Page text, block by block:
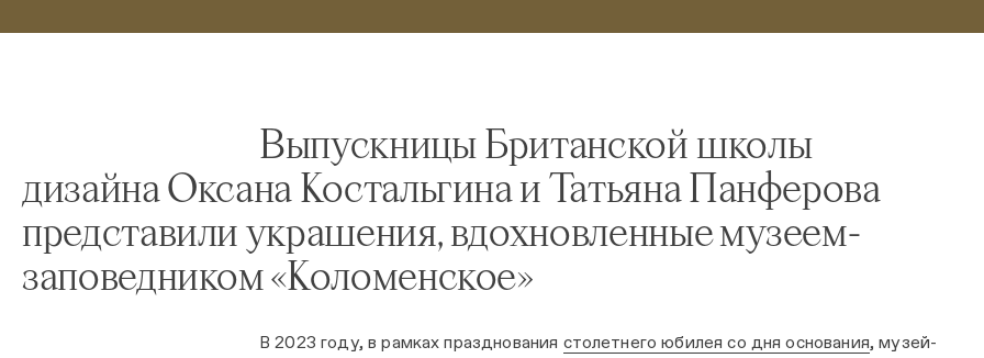
Выпускницы Британской школы
дизайна Оксана Костальгина и Татьяна Панферова
представили украшения, вдохновленные музеем-
заповедником «Коломенское»
В 2023 году, в рамках празднования столетнего юбилея со дня основания, музей-